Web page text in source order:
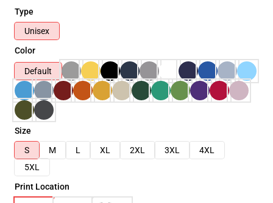
Type
Unisex
Color
Default
Size
S
M L XL 2XL 3XL
4XL
5XL
Print Location